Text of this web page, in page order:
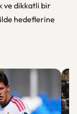
ve dikkatli bir
hedeflerine